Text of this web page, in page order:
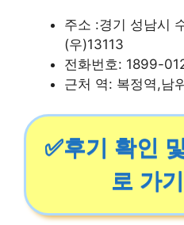
주소 :경기 성남시
(우)13113
전화번호: 1899-
근처 역: 복정역,남
✅후기 확인
로 가